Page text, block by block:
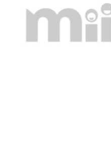
Logga in
Bli medlem i Club Miixi